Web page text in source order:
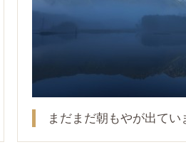
まだまだ朝もやが出てい